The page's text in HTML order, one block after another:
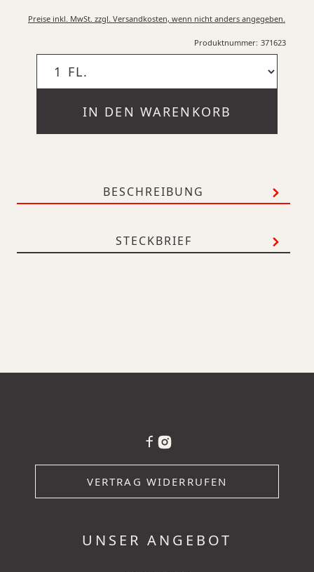
Preise inkl. MwSt. zzgl. Versandkosten, wenn nicht anders angegeben.
Produktnummer: 371623
IN DEN WARENKORB
BESCHREIBUNG
STECKBRIEF
VERTRAG WIDERRUFEN
UNSER ANGEBOT